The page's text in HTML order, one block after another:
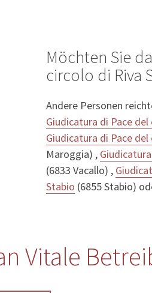
Möchten Sie
circolo di Riva
Andere Personen
Giudicatura di Pace
Giudicatura di Pace
Maroggia) ,
(6833 Vacallo) ,
Stabio (6855 Stabio)
Vitale